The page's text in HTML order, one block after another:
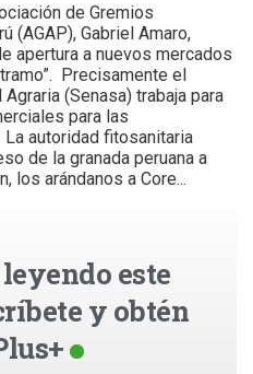
de Gremios
(AGAP), Gabriel Amaro,
apertura a nuevos mercados
Precisamente el
(Senasa) trabaja para
para las
autoridad fitosanitaria
de la granada peruana a
los arándanos a Core...
este
y obtén